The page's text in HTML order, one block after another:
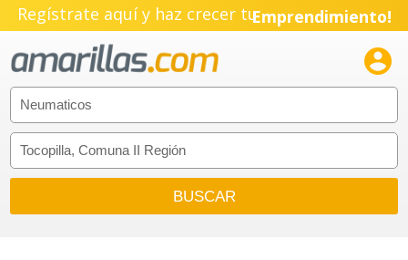
Regístrate aquí y haz crecer tuEmprendimiento!
